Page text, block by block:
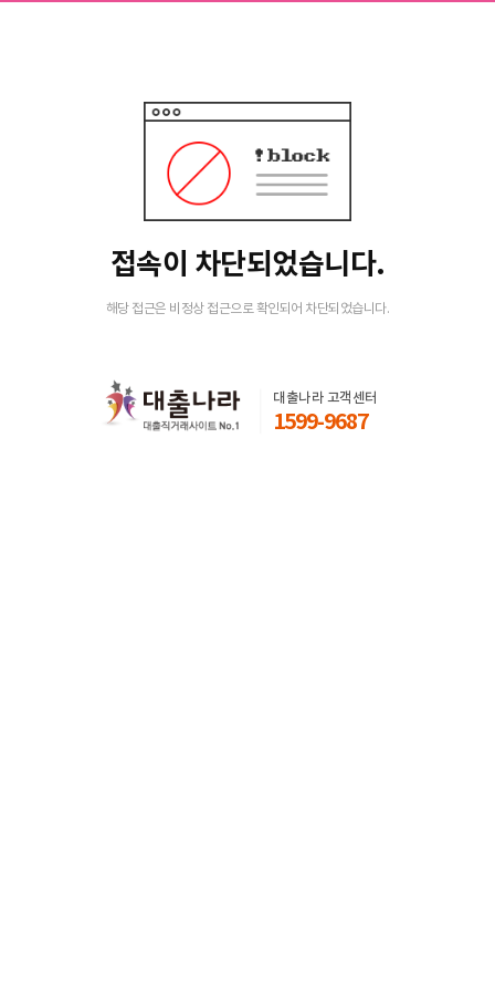
접속이 차단되었습니다.
해당 접근은 비정상 접근으로 확인되어 차단되었습니다.
대출나라 고객센터
1599-9687